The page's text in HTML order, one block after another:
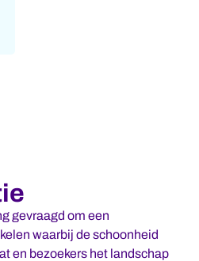
gevraagd om een
waarbij de schoonheid
en bezoekers het landschap